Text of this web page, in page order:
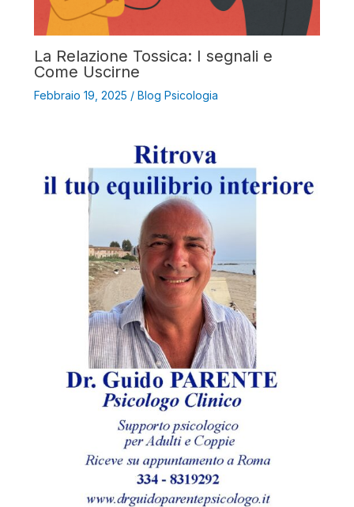
La Relazione Tossica: I segnali e
Come Uscirne
Febbraio 19, 2025 / Blog Psicologia